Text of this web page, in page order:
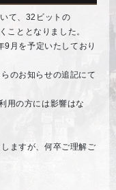
て、32ビットの
こととなりました。
9月を予定いたしており
のお知らせの追記にて
用の方には影響はな
ますが、何卒ご理解ご